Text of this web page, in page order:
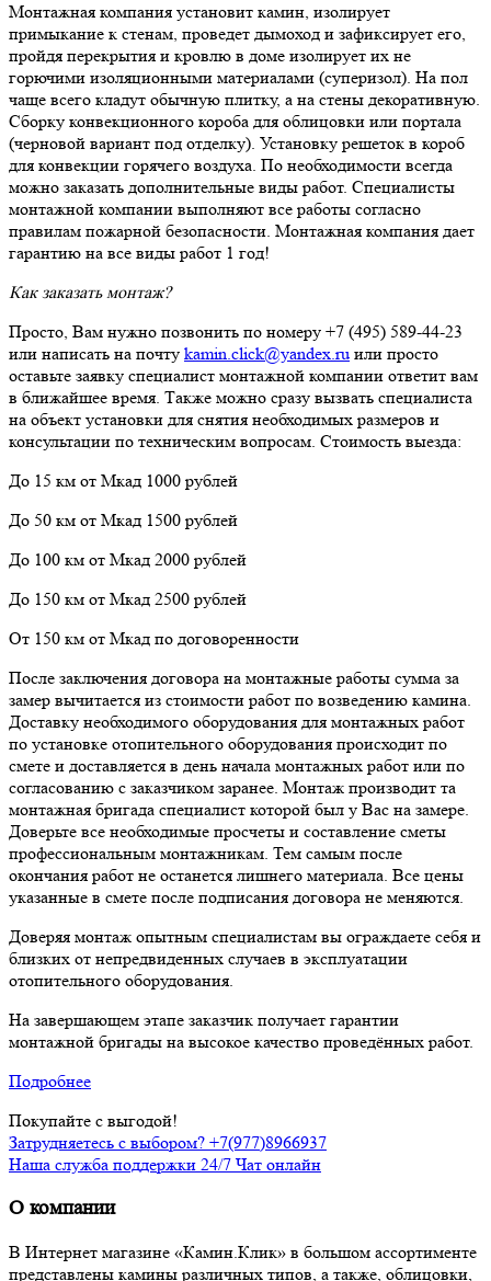
Монтажная компания установит камин, изолирует
примыкание к стенам, проведет дымоход и зафиксирует его,
пройдя перекрытия и кровлю в доме изолирует их не
горючими изоляционными материалами (суперизол). На пол
чаще всего кладут обычную плитку, а на стены декоративную.
Сборку конвекционного короба для облицовки или портала
(черновой вариант под отделку). Установку решеток в короб
для конвекции горячего воздуха. По необходимости всегда
можно заказать дополнительные виды работ. Специалисты
монтажной компании выполняют все работы согласно
правилам пожарной безопасности. Монтажная компания дает
гарантию на все виды работ 1 год!
Как заказать монтаж?
Просто, Вам нужно позвонить по номеру +7 (495) 589-44-23
или написать на почту kamin.click@yandex.ru или просто
оставьте заявку специалист монтажной компании ответит вам
в ближайшее время. Также можно сразу вызвать специалиста
на объект установки для снятия необходимых размеров и
консультации по техническим вопросам. Стоимость выезда:
До 15 км от Мкад 1000 рублей
До 50 км от Мкад 1500 рублей
До 100 км от Мкад 2000 рублей
До 150 км от Мкад 2500 рублей
От 150 км от Мкад по договоренности
После заключения договора на монтажные работы сумма за
замер вычитается из стоимости работ по возведению камина.
Доставку необходимого оборудования для монтажных работ
по установке отопительного оборудования происходит по
смете и доставляется в день начала монтажных работ или по
согласованию с заказчиком заранее. Монтаж производит та
монтажная бригада специалист которой был у Вас на замере.
Доверьте все необходимые просчеты и составление сметы
профессиональным монтажникам. Тем самым после
окончания работ не останется лишнего материала. Все цены
указанные в смете после подписания договора не меняются.
Доверяя монтаж опытным специалистам вы ограждаете себя и
близких от непредвиденных случаев в эксплуатации
отопительного оборудования.
На завершающем этапе заказчик получает гарантии
монтажной бригады на высокое качество проведённых работ.
Подробнее
Покупайте с выгодой!
Затрудняетесь с выбором? +7(977)8966937
Наша служба поддержки 24/7 Чат онлайн
О компании
В Интернет магазине «Камин.Клик» в большом ассортименте
представлены камины различных типов, а также, облицовки,